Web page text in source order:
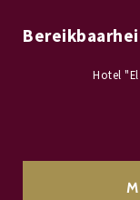
Hotel